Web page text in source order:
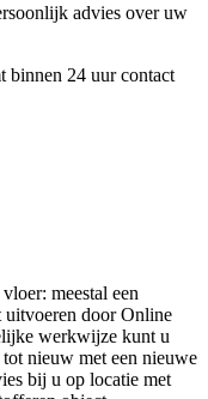
advies over uw
binnen 24 uur contact
meestal een
uitvoeren door Online
werkwijze kunt u
nieuw met een nieuwe
bij u op locatie met